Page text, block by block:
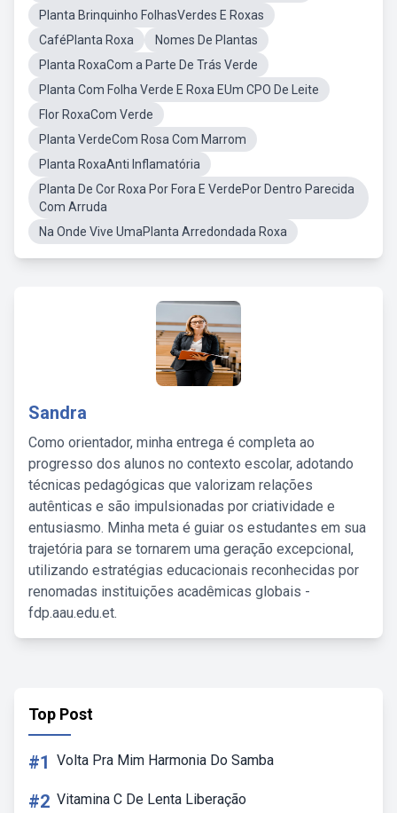
Planta Brinquinho FolhasVerdes E Roxas
CaféPlanta Roxa
Nomes De Plantas
Planta RoxaCom a Parte De Trás Verde
Planta Com Folha Verde E Roxa EUm CPO De Leite
Flor RoxaCom Verde
Planta VerdeCom Rosa Com Marrom
Planta RoxaAnti Inflamatória
Planta De Cor Roxa Por Fora E VerdePor Dentro Parecida
Com Arruda
Na Onde Vive UmaPlanta Arredondada Roxa
Sandra
Como orientador, minha entrega é completa ao
progresso dos alunos no contexto escolar, adotando
técnicas pedagógicas que valorizam relações
autênticas e são impulsionadas por criatividade e
entusiasmo. Minha meta é guiar os estudantes em sua
trajetória para se tornarem uma geração excepcional,
utilizando estratégias educacionais reconhecidas por
renomadas instituições acadêmicas globais -
fdp.aau.edu.et.
Top Post
#1 Volta Pra Mim Harmonia Do Samba
#2 Vitamina C De Lenta Liberação